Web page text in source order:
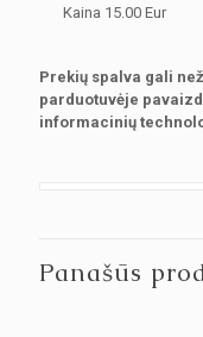
Kaina 15.00 Eur
Prekių spalva gali
parduotuvėje
informacinių
Panašūs